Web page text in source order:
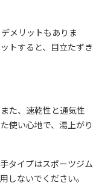
メリットもありま
トすると、目立たずき
た、速乾性と通気性
使い心地で、湯上がり
タイプはスポーツジム
しないでください。